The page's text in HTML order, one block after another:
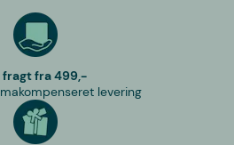
fragt fra 499,-
levering